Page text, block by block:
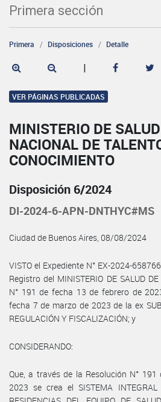
Primera sección
Primera Disposiciones Detalle
|
VER PÁGINAS PUBLICADAS
MINISTERIO DE
NACIONAL DE
CONOCIMIENTO
Disposición 6/2024
DI-2024-6-APN-DNTHYC#MS
Ciudad de Buenos Aires, 08/08/2024
VISTO el Expediente N° EX-2024-
Registro del MINISTERIO DE SALUD
N° 191 de fecha 13 de febrero de
fecha 7 de marzo de 2023 de la ex
REGULACIÓN Y FISCALIZACIÓN; y
CONSIDERANDO:
Que, a través de la Resolución N°
2023 se crea el SISTEMA INTEGRAL